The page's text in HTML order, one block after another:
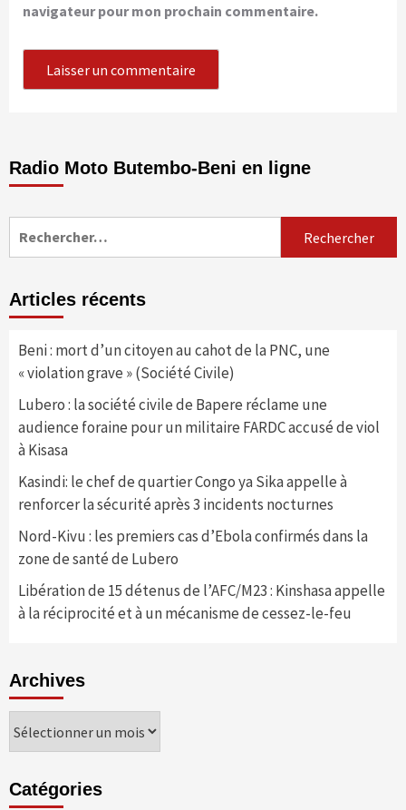
navigateur pour mon prochain commentaire.
Radio Moto Butembo-Beni en ligne
Articles récents
Beni : mort d’un citoyen au cahot de la PNC, une
« violation grave » (Société Civile)
Lubero : la société civile de Bapere réclame une
audience foraine pour un militaire FARDC accusé de viol
à Kisasa
Kasindi: le chef de quartier Congo ya Sika appelle à
renforcer la sécurité après 3 incidents nocturnes
Nord-Kivu : les premiers cas d’Ebola confirmés dans la
zone de santé de Lubero
Libération de 15 détenus de l’AFC/M23 : Kinshasa appelle
à la réciprocité et à un mécanisme de cessez-le-feu
Archives
Archives
Catégories